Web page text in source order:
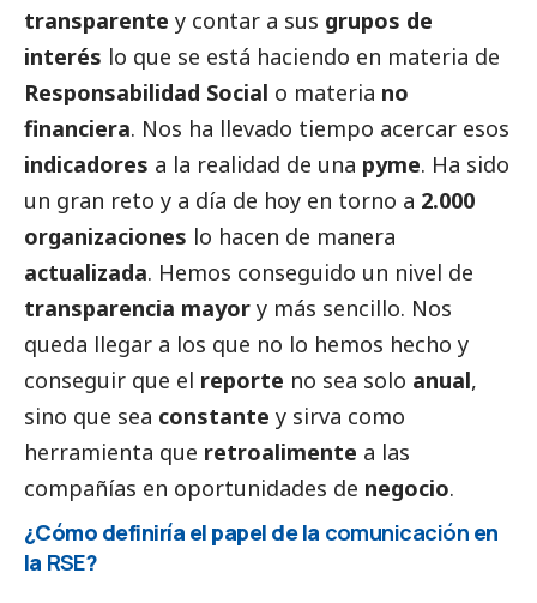
transparente y contar a sus grupos de
interés lo que se está haciendo en materia de
Responsabilidad Social o materia no
financiera. Nos ha llevado tiempo acercar esos
indicadores a la realidad de una pyme. Ha sido
un gran reto y a día de hoy en torno a 2.000
organizaciones lo hacen de manera
actualizada. Hemos conseguido un nivel de
transparencia mayor y más sencillo. Nos
queda llegar a los que no lo hemos hecho y
conseguir que el reporte no sea solo anual,
sino que sea constante y sirva como
herramienta que retroalimente a las
compañías en oportunidades de negocio.
¿Cómo definiría el papel de la comunicación en
la RSE?